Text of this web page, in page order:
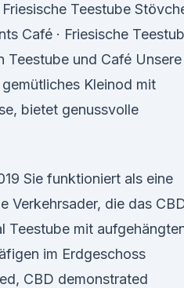
Teestube
Café · Friesische
Teestube und Café Unsere
Kleinod mit
bietet genussvolle
Sie funktioniert als eine
Verkehrsader, die das
Teestube mit
im Erdgeschoss
CBD demonstrated